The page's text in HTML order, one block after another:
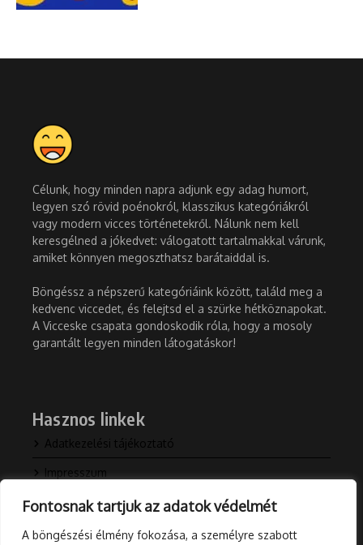
Fontosnak tartjuk az adatok védelmét
A böngészési élmény fokozása, a személyre szabott
Célunk, hogy minden napra adjunk egy adag humort,
legyen szó rövid poénokról, klasszikus kategóriákról
vagy modern vicces történetekről. Nálunk nem kell
keresgélned a jókedvet: válogatott tartalmakkal várunk,
amiket könnyen megoszthatsz barátaiddal is.
Böngéssz a népszerű kategóriáink között, találd meg a
kedvenc viccedet, és felejtsd el a szürke hétköznapokat.
A Vicceske csapata gondoskodik róla, hogy a mosoly
garantált legyen minden látogatáskor!
Hasznos linkek
Adatkezelési tájékoztató
Impresszum
Kapcsolat
Rólunk